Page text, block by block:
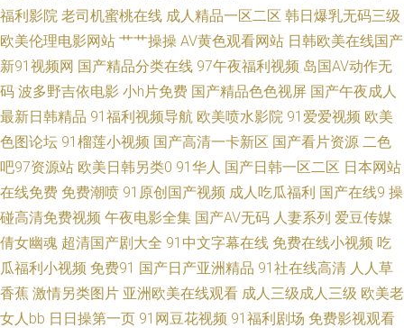
品成人 91.wwwwww 老湿机黄 人妖伪娘一区 久久大香蕉99 国产微拍 黑料第
4页338TV 在线老性爱乱 91入口在线观看视频 俺去影音先锋 黄网址在线观
看 99操逼网 jk白丝福利姬 变态另类第12页 日韩欧美青青草 日韩电影三级 亚
洲成人福利导航 91PORN在线九色zaixian蝌蚪 日本乱轮 亚洲精品伊人久久
91在线精品一区 久久一级 91网页版色色 91色萝看片 爱豆免费视频av84 婷
免费 午夜剧场试看老司机 97超碰欧美在线 色综合导航视频网站 日韩视频97
福利影院 老司机蜜桃在线 成人精品一区二区 韩日爆乳无码三级
欧美伦理电影网站 艹艹操操 AV黄色观看网站 日韩欧美在线国产
新91视频网 国产精品分类在线 97午夜福利视频 岛国AV动作无
码 波多野吉依电影 小h片免费 国产精品色色视屏 国产午夜成人
最新日韩精品 91福利视频导航 欧美喷水影院 91爱爱视频 欧美
色图论坛 91榴莲小视频 国产高清一卡新区 国产看片资源 二色
吧97资源站 欧美日韩另类0 91华人 国产日韩一区二区 日本网站
在线免费 免费潮喷 91原创国产视频 成人吃瓜福利 国产在线9 操
碰高清免费视频 午夜电影全集 国产AV无码 人妻系列 爱豆传媒
倩女幽魂 超清国产剧大全 91中文字幕在线 免费在线小视频 吃
瓜福利小视频 免费91 国产日产亚洲精品 91社在线高清 人人草
香蕉 激情另类图片 亚洲欧美在线观看 成人三级成人三级 欧美老
女人bb 日日操第一页 91网豆花视频 91福利剧场 免费影视观看